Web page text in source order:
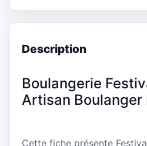
Description
Boulangerie
Artisan Boulanger
Cette fiche présente